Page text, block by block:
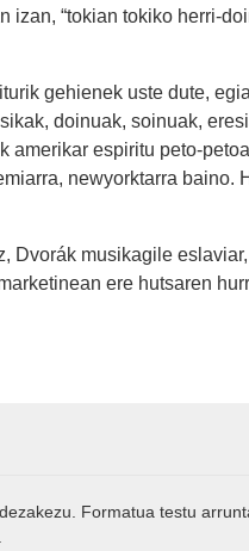
izan, “tokian tokiko herri-
gehienek uste dute,
doinuak, soinuak,
amerikar espiritu peto-
newyorktarra baino.
Dvorák musikagile
ere hutsaren
Formatua testu